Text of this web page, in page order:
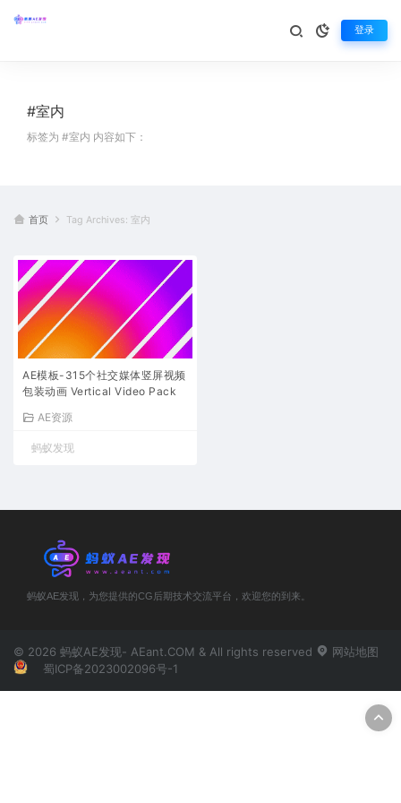
登录
#室内
标签为 #室内 内容如下：
首页 Tag Archives: 室内
AE模板-315个社交媒体竖屏视频
包装动画 Vertical Video Pack
AE资源
蚂蚁发现
蚂蚁AE发现，为您提供的CG后期技术交流平台，欢迎您的到来。
© 2026 蚂蚁AE发现- AEant.COM & All rights reserved
网站地图
蜀ICP备2023002096号-1